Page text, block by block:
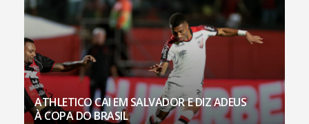
ATHLETICO CAI EM SALVADOR E DIZ ADEUS
À COPA DO BRASIL